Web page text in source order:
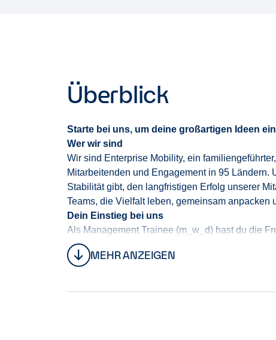
Überblick
MEHR ANZEIGEN
Starte bei uns, um deine großartigen Ideen
Wer wir sind
Wir sind Enterprise Mobility, ein familiengeführter
Mitarbeitenden und Engagement in 95 Ländern.
Stabilität gibt, den langfristigen Erfolg unserer
Teams, die Vielfalt leben, gemeinsam anpacken
Dein Einstieg bei uns
Als Management Trainee (m_ w_d) hast du die
Filialverantwortung
(m_w_d) begonnen, dulernst bei uns nicht